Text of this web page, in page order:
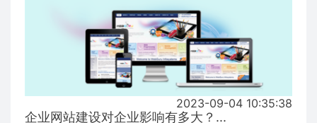
2023-09-04 10:35:38
企业网站建设对企业影响有多大？...